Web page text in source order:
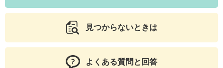
見つからないときは
よくある質問と回答